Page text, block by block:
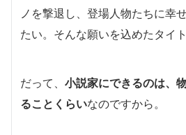
ノを撃退し、登場人物たちに幸
たい。そんな願いを込めたタイ
だって、 小説家にできるのは、
ることくらいなのですから。